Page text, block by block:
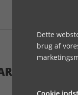
Dette
brug af
Cookie